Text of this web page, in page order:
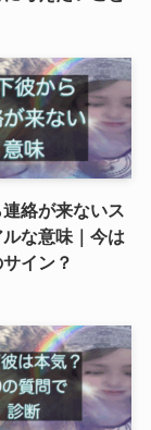
絡が来ないス
な意味｜今は
イン？